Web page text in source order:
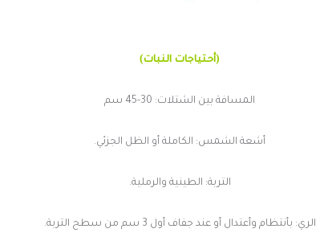
(أحتياجات النبات)
المسافة بين الشتلات: 30-45 سم
أشعة الشمس: الكاملة أو الظل الجزئي.
التربة: الطينية والرملية.
الري: بأنتظام وأعتدال أو عند جفاف أول 3 سم من سطح التربة.